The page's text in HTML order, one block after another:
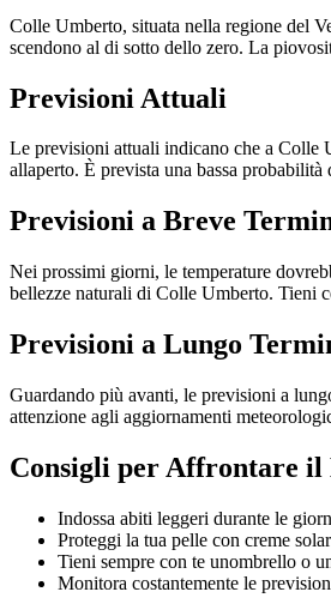
Colle Umberto, situata nella regione del
scendono al di sotto dello zero. La
Previsioni Attuali
Le previsioni attuali indicano che a Colle
allaperto. È prevista una bassa
Previsioni a Breve
Nei prossimi giorni, le temperature
bellezze naturali di Colle Umberto. Tieni
Previsioni a Lungo
Guardando più avanti, le previsioni a
attenzione agli aggiornamenti
Consigli per Affrontare il
Indossa abiti leggeri durante le
Proteggi la tua pelle con creme
Tieni sempre con te unombrello o
Monitora costantemente le